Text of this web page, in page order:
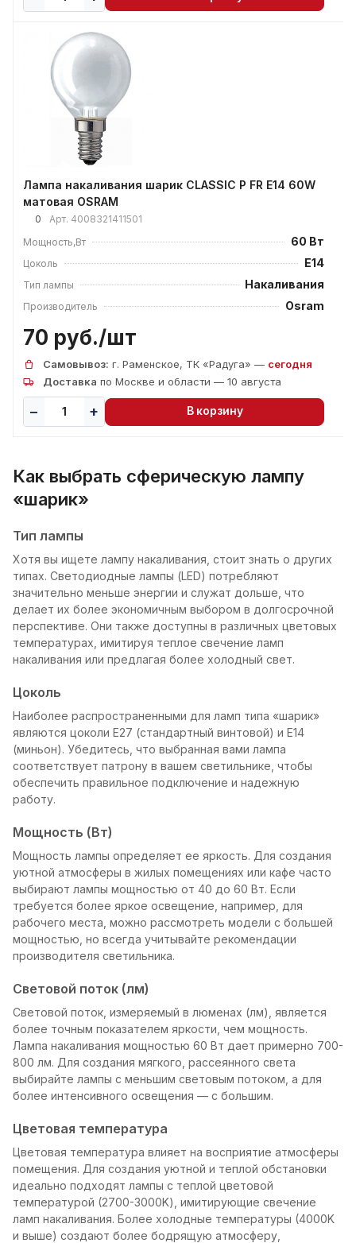
Лампа накаливания шарик CLASSIC P FR E14 60W
матовая OSRAM
0 Арт. 4008321411501
Мощность,Вт
60 Вт
Цоколь E14
Тип лампы Накаливания
Производитель Osram
70 руб./шт
Самовывоз: г. Раменское, ТК «Радуга» — сегодня
Доставка по Москве и области — 10 августа
В корзину
Как выбрать сферическую лампу
«шарик»
Тип лампы
Хотя вы ищете лампу накаливания, стоит знать о других
типах. Светодиодные лампы (LED) потребляют
значительно меньше энергии и служат дольше, что
делает их более экономичным выбором в долгосрочной
перспективе. Они также доступны в различных цветовых
температурах, имитируя теплое свечение ламп
накаливания или предлагая более холодный свет.
Цоколь
Наиболее распространенными для ламп типа «шарик»
являются цоколи E27 (стандартный винтовой) и E14
(миньон). Убедитесь, что выбранная вами лампа
соответствует патрону в вашем светильнике, чтобы
обеспечить правильное подключение и надежную
работу.
Мощность (Вт)
Мощность лампы определяет ее яркость. Для создания
уютной атмосферы в жилых помещениях или кафе часто
выбирают лампы мощностью от 40 до 60 Вт. Если
требуется более яркое освещение, например, для
рабочего места, можно рассмотреть модели с большей
мощностью, но всегда учитывайте рекомендации
производителя светильника.
Световой поток (лм)
Световой поток, измеряемый в люменах (лм), является
более точным показателем яркости, чем мощность.
Лампа накаливания мощностью 60 Вт дает примерно 700-
800 лм. Для создания мягкого, рассеянного света
выбирайте лампы с меньшим световым потоком, а для
более интенсивного освещения — с большим.
Цветовая температура
Цветовая температура влияет на восприятие атмосферы
помещения. Для создания уютной и теплой обстановки
идеально подходят лампы с теплой цветовой
температурой (2700-3000K), имитирующие свечение
ламп накаливания. Более холодные температуры (4000K
и выше) создают более бодрящую атмосферу,